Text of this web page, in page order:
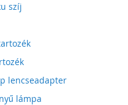
szíj
lencseadapter
lámpa